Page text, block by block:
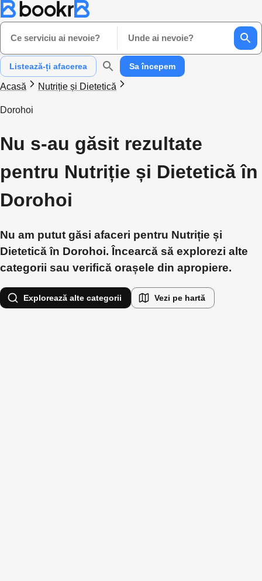
Ce serviciu ai nevoie? Unde ai nevoie?
Listează-ți afacerea Sa începem
Acasă Nutriție și Dietetică
Dorohoi
Nu s-au găsit rezultate
pentru Nutriție și Dietetică în
Dorohoi
Nu am putut găsi afaceri pentru Nutriție și
Dietetică în Dorohoi. Încearcă să explorezi alte
categorii sau verifică orașele din apropiere.
Explorează alte categorii Vezi pe hartă